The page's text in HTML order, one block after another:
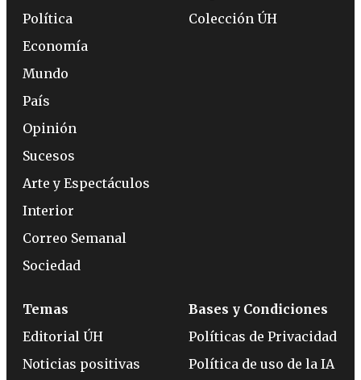
Política
Economía
Mundo
País
Opinión
Sucesos
Arte y Espectáculos
Interior
Correo Semanal
Sociedad
Colección ÚH
Temas
Editorial ÚH
Noticias positivas
Bases y Condiciones
Políticas de Privacidad
Política de uso de la IA